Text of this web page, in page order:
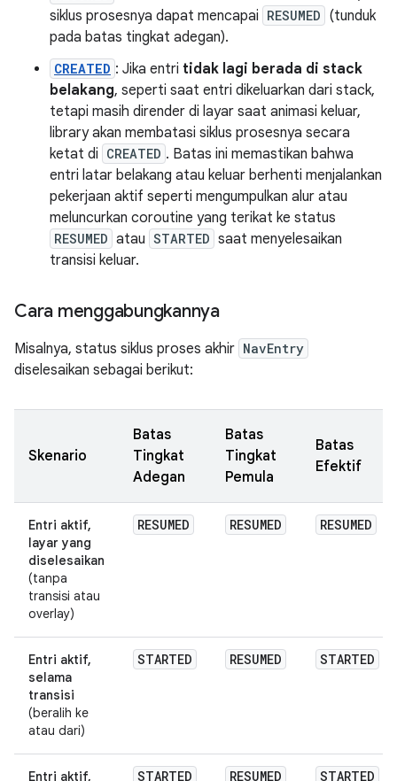
siklus prosesnya dapat mencapai RESUMED (tunduk
pada batas tingkat adegan).
CREATED : Jika entri tidak lagi berada di stack
belakang, seperti saat entri dikeluarkan dari stack,
tetapi masih dirender di layar saat animasi keluar,
library akan membatasi siklus prosesnya secara
ketat di CREATED . Batas ini memastikan bahwa
entri latar belakang atau keluar berhenti menjalankan
pekerjaan aktif seperti mengumpulkan alur atau
meluncurkan coroutine yang terikat ke status
RESUMED atau STARTED saat menyelesaikan
transisi keluar.
Cara menggabungkannya
Misalnya, status siklus proses akhir NavEntry
diselesaikan sebagai berikut:
Skenario
Batas
Tingkat
Adegan
Batas
Tingkat
Pemula
Batas
Efektif
Entri aktif,
layar yang
diselesaikan
(tanpa
transisi atau
overlay)
RESUMED RESUMED RESUMED
Entri aktif,
selama
transisi
(beralih ke
atau dari)
STARTED RESUMED STARTED
Entri aktif, STARTED RESUMED STARTED